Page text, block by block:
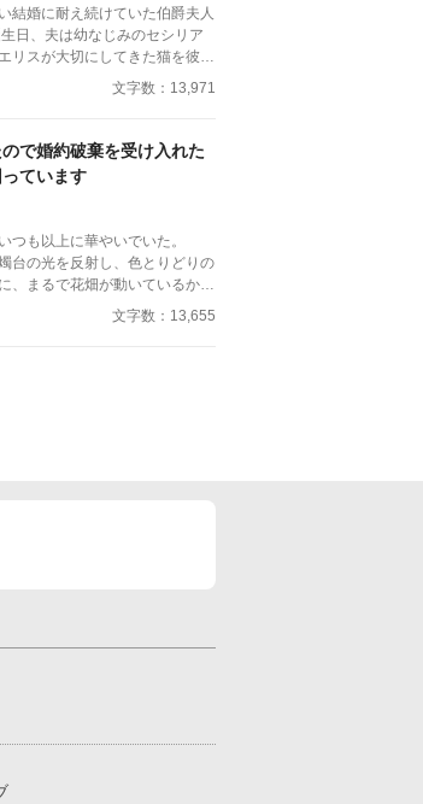
りません。不快な表現があれば
結婚に耐え続けていた伯爵夫人
リスが大切にしてきた猫を彼女
た晩餐の前で心が折れたエリス
家へ戻った。 彼女の薬
り病に苦しむ公爵領を救うため
めて努力を認められ、大切に扱
く。一方で彼女を失った元夫の
な幼なじみの嘘も暴かれて―
選び直す逆転愛されファンタジ
文字数：13,971
で婚約破棄を受け入れた
ています
つも以上に華やいでいた。
台の光を反射し、色とりどりの
、まるで花畑が動いているかの
ちの笑い声、楽団の優雅な旋
な噂話が、空気を満たしてい
文字数：13,655